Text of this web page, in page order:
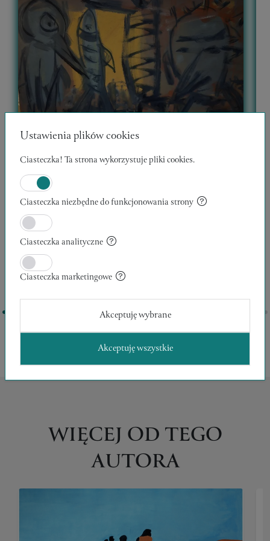
WĘDROWCY 12
30 x 40 x 1 cm
Kazimierz Klicki
Zweryfikowany Artysta
POLECANE
MALARSTWO
Zobacz więcej
WIĘCEJ OD TEGO
AUTORA
Ustawienia plików cookies
Ciasteczka! Ta strona wykorzystuje pliki cookies.
Ciasteczka niezbędne do funkcjonowania strony
Ciasteczka analityczne
Ciasteczka marketingowe
Akceptuję wybrane
Akceptuję wszystkie